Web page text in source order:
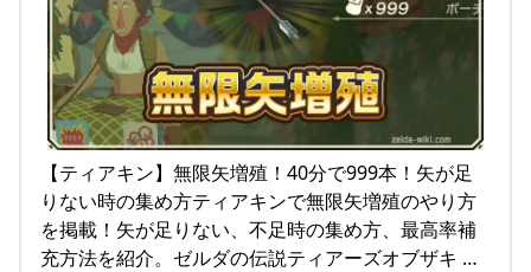
【ティアキン】無限矢増殖！40分で999本！矢が足
りない時の集め方ティアキンで無限矢増殖のやり方
を掲載！矢が足りない、不足時の集め方、最高率補
充方法を紹介。ゼルダの伝説ティアーズオブザキ …